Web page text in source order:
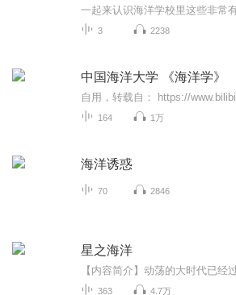
一起来认识海洋学校里这些非常
3 2238
中国海洋大学 《海洋学》
164 1万
海洋诱惑
70 2846
星之海洋
363 4.7万